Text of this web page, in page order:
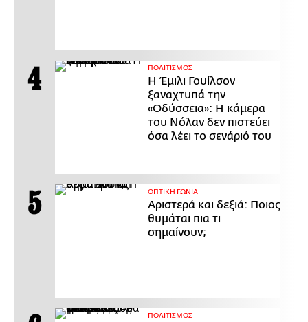
ΠΟΛΙΤΙΣΜΟΣ
Η Έμιλι Γουίλσον
ξαναχτυπά την
«Οδύσσεια»: Η κάμερα
του Νόλαν δεν πιστεύει
όσα λέει το σενάριό του
ΟΠΤΙΚΗ ΓΩΝΙΑ
Αριστερά και δεξιά: Ποιος
θυμάται πια τι
σημαίνουν;
ΠΟΛΙΤΙΣΜΟΣ